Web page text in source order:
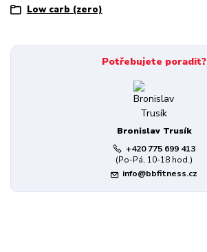
Low carb (zero)
Potřebujete poradit?
Bronislav Trusík
+420 775 699 413
(Po-Pá, 10-18 hod.)
info@bbfitness.cz